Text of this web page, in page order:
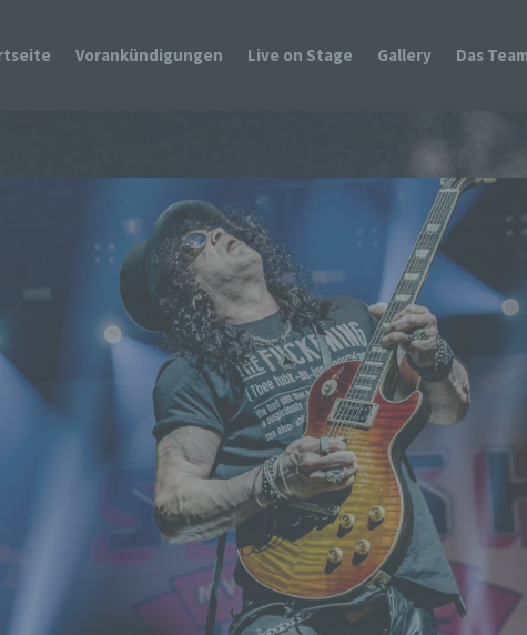
Vorankündigungen Live on Stage Gallery Das Team